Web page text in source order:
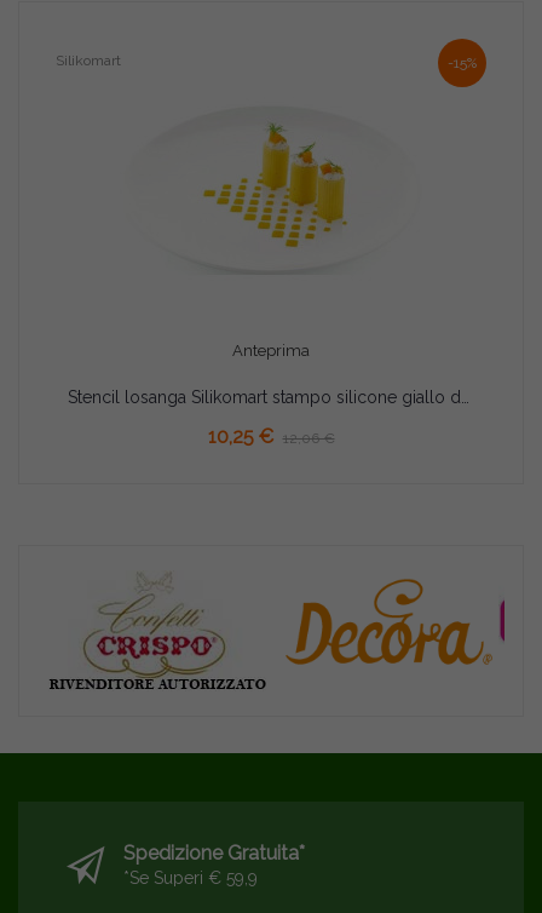
-15%
Anteprima
Silikomart
10,25 € 12,06 €
Spedizione Gratuita*
*se Superi € 59,9